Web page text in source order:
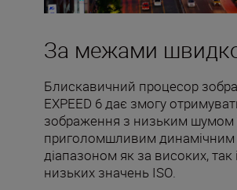
За межами
Блискавичний процесор
EXPEED 6 дає змогу
зображення з низьким шумом
приголомшливим динамічним
діапазоном як за високих, так
низьких значень ISO.